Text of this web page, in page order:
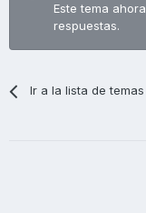
Este tema
respuestas.
Ir a la lista de temas